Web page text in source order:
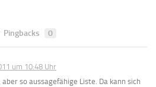
Pingbacks 0
um 10:48 Uhr
so aussagefähige Liste. Da kann sich